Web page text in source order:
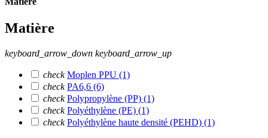
Matière
keyboard_arrow_down keyboard_arrow_up
check Moplen PPU (1)
check PA6,6 (6)
check Polypropylène (PP) (1)
check Polyéthylène (PE) (1)
check Polyéthylène haute densité (PEHD) (1)